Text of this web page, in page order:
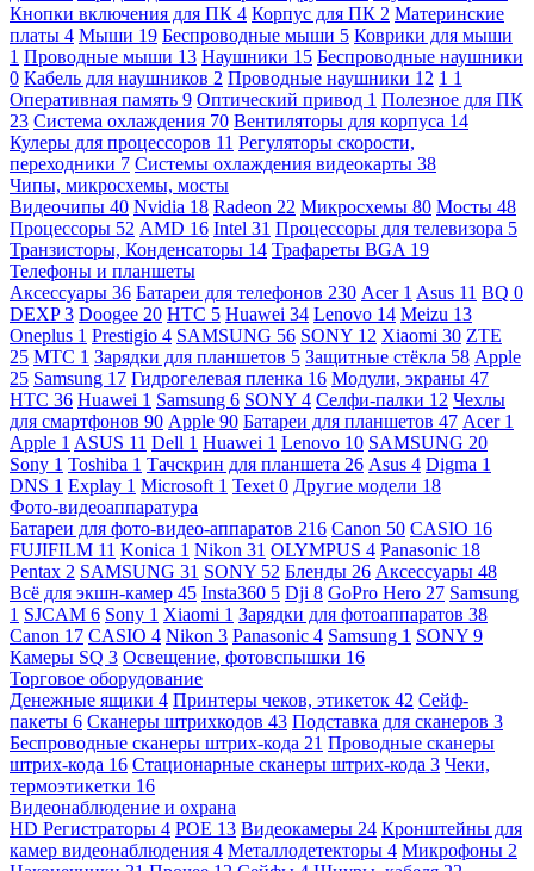
Кнопки включения для ПК 4 Корпус для ПК 2 Материнские
платы 4 Мыши 19 Беспроводные мыши 5 Коврики для мыши
1 Проводные мыши 13 Наушники 15 Беспроводные наушники
0 Кабель для наушников 2 Проводные наушники 12 1 1
Оперативная память 9 Оптический привод 1 Полезное для ПК
23 Система охлаждения 70 Вентиляторы для корпуса 14
Кулеры для процессоров 11 Регуляторы скорости,
переходники 7 Системы охлаждения видеокарты 38
Чипы, микросхемы, мосты
Видеочипы 40 Nvidia 18 Radeon 22 Микросхемы 80 Мосты 48
Процессоры 52 AMD 16 Intel 31 Процессоры для телевизора 5
Транзисторы, Конденсаторы 14 Трафареты BGA 19
Телефоны и планшеты
Аксессуары 36 Батареи для телефонов 230 Acer 1 Asus 11 BQ 0
DEXP3 Doogee 20 HTC 5 Huawei 34 Lenovo 14 Meizu 13
Oneplus 1 Prestigio 4 SAMSUNG 56 SONY 12 Xiaomi 30 ZTE
25 МТС 1 Зарядки для планшетов 5 Защитные стёкла 58 Apple
25 Samsung 17 Гидрогелевая пленка 16 Модули, экраны 47
HTC 36 Huawei 1 Samsung 6 SONY 4 Селфи-палки 12 Чехлы
для смартфонов 90 Apple 90 Батареи для планшетов 47 Acer 1
Apple 1 ASUS 11 Dell 1 Huawei 1 Lenovo 10 SAMSUNG 20
Sony 1 Toshiba 1 Тачскрин для планшета 26 Asus 4 Digma 1
DNS 1 Explay 1 Microsoft 1 Texet 0 Другие модели 18
Фото-видеоаппаратура
Батареи для фото-видео-аппаратов 216 Canon 50 CASIO 16
FUJIFILM 11 Konica 1 Nikon 31 OLYMPUS 4 Panasonic 18
Pentax 2 SAMSUNG 31 SONY 52 Бленды 26 Аксессуары 48
Всё для экшн-камер 45 Insta360 5 Dji 8 GoPro Hero 27 Samsung
1 SJCAM 6 Sony 1 Xiaomi 1 Зарядки для фотоаппаратов 38
Canon 17 CASIO 4 Nikon 3 Panasonic 4 Samsung 1 SONY 9
Камеры SQ 3 Освещение, фотовспышки 16
Торговое оборудование
Денежные ящики 4 Принтеры чеков, этикеток 42 Сейф-
пакеты 6 Сканеры штрихкодов 43 Подставка для сканеров 3
Беспроводные сканеры штрих-кода 21 Проводные сканеры
штрих-кода 16 Стационарные сканеры штрих-кода 3 Чеки,
термоэтикетки 16
Видеонаблюдение и охрана
HD Регистраторы 4 POE 13 Видеокамеры 24 Кронштейны для
камер видеонаблюдения 4 Металлодетекторы 4 Микрофоны 2